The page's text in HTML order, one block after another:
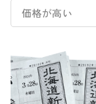
価格が高い